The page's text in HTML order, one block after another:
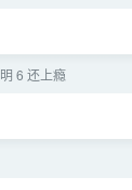
6 还上瘾